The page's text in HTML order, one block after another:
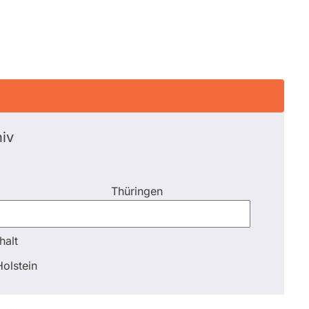
Thüringen